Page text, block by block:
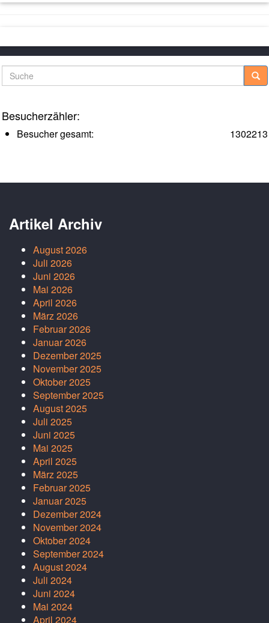
Suche
Besucherzähler:
1302213
Besucher gesamt:
Artikel Archiv
August 2026
Juli 2026
Juni 2026
Mai 2026
April 2026
März 2026
Februar 2026
Januar 2026
Dezember 2025
November 2025
Oktober 2025
September 2025
August 2025
Juli 2025
Juni 2025
Mai 2025
April 2025
März 2025
Februar 2025
Januar 2025
Dezember 2024
November 2024
Oktober 2024
September 2024
August 2024
Juli 2024
Juni 2024
Mai 2024
April 2024